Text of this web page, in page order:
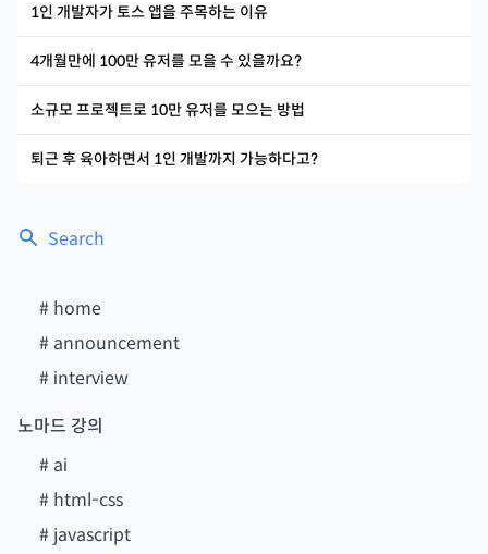
Search
# home
# announcement
# interview
노마드 강의
# ai
# html-css
# javascript
1인 개발자가 토스 앱을 주목하는 이유
4개월만에 100만 유저를 모을 수 있을까요?
소규모 프로젝트로 10만 유저를 모으는 방법
퇴근 후 육아하면서 1인 개발까지 가능하다고?